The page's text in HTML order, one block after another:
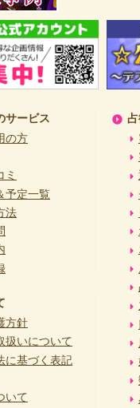
サービス
の方
ミ
予定一覧
法
方針
扱いについて
に基づく表記
いて